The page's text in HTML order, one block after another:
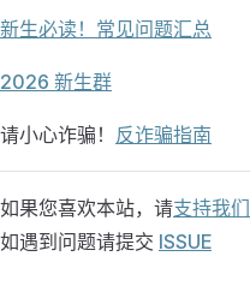
新生必读！常见问题汇总
2026 新生群
请小心诈骗！ 反诈骗指南
如果您喜欢本站，请支持我们
如遇到问题请提交 ISSUE